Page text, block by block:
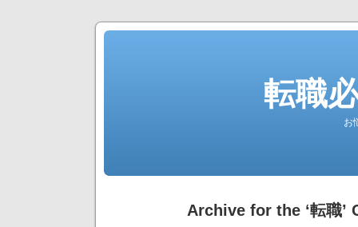
転職
お
Archive for the ‘転職’